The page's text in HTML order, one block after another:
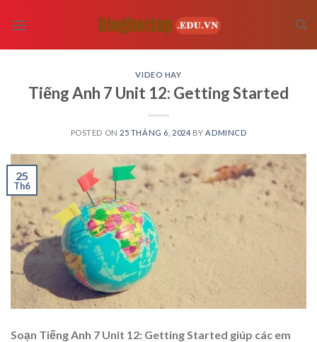
VIDEO HAY
Tiếng Anh 7 Unit 12: Getting Started
POSTED ON 25 THÁNG 6, 2024 BY ADMINCD
25
Th6
Soạn Tiếng Anh 7 Unit 12: Getting Started giúp các em